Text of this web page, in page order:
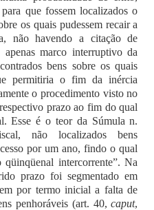
que fossem localizados o
os quais pudessem recair a
não havendo a citação de
marco interruptivo da
bens sobre os quais
permitiria o fim da inércia
o procedimento visto no
prazo ao fim do qual
Esse é o teor da Súmula n.
não localizados bens
por um ano, findo o qual
intercorrente”. Na
prazo foi segmentado em
por termo inicial a falta de
penhoráveis (art. 40,caput,